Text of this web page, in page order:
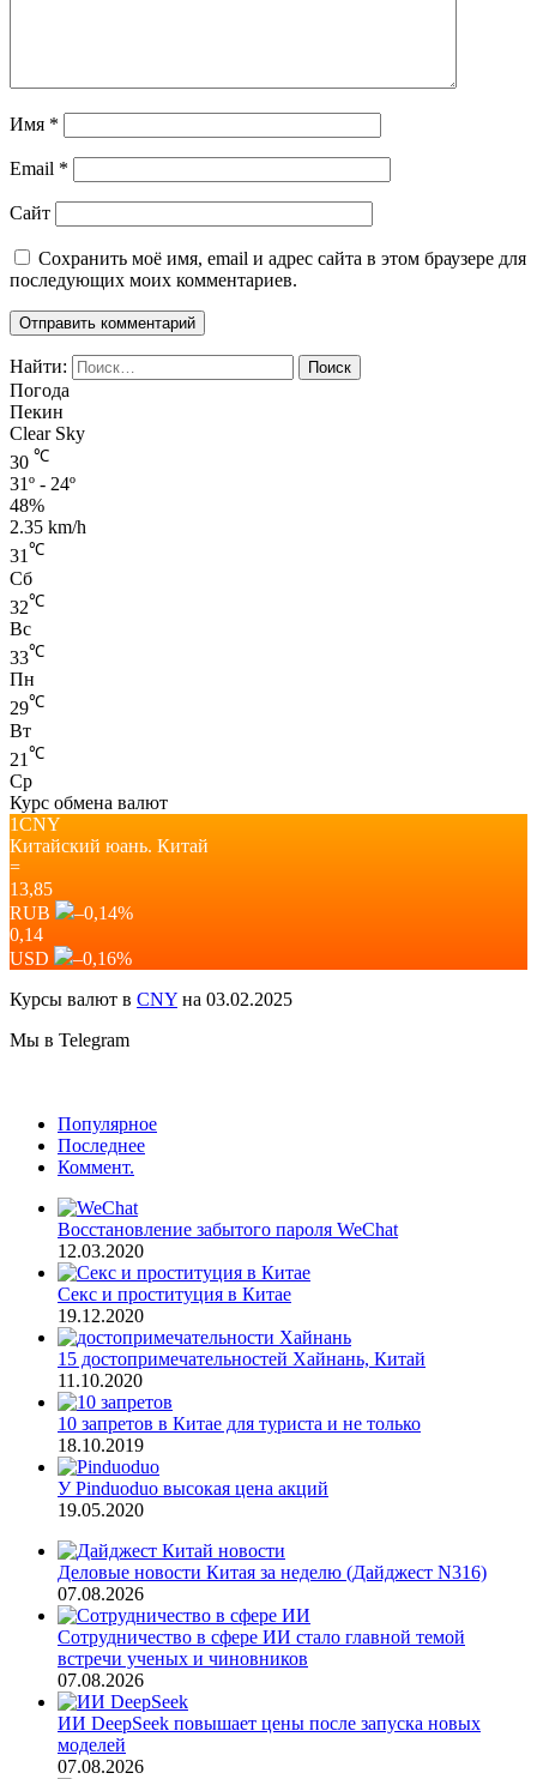
Имя *
Email *
Сайт
Сохранить моё имя, email и адрес сайта в этом браузере для
последующих моих комментариев.
Найти:
Погода
Пекин
Clear Sky
30 ℃
31º - 24º
48%
2.35 km/h
31℃
Сб
32℃
Вс
33℃
Пн
29℃
Вт
21 ℃
Ср
Курс обмена валют
1CNY
Китайский юань. Китай
=
13,85
RUB
–0,14%
0,14
USD
–0,16%
Курсы валют в CNY на 03.02.2025
Мы в Telegram
Популярное
Последнее
Коммент.
Восстановление забытого пароля WeChat
12.03.2020
Секс и проституция в Китае
19.12.2020
15 достопримечательностей Хайнань, Китай
11.10.2020
10 запретов в Китае для туриста и не только
18.10.2019
У Pinduoduo высокая цена акций
19.05.2020
Деловые новости Китая за неделю (Дайджест N316)
07.08.2026
Сотрудничество в сфере ИИ стало главной темой
встречи ученых и чиновников
07.08.2026
ИИ DeepSeek повышает цены после запуска новых
моделей
07.08.2026